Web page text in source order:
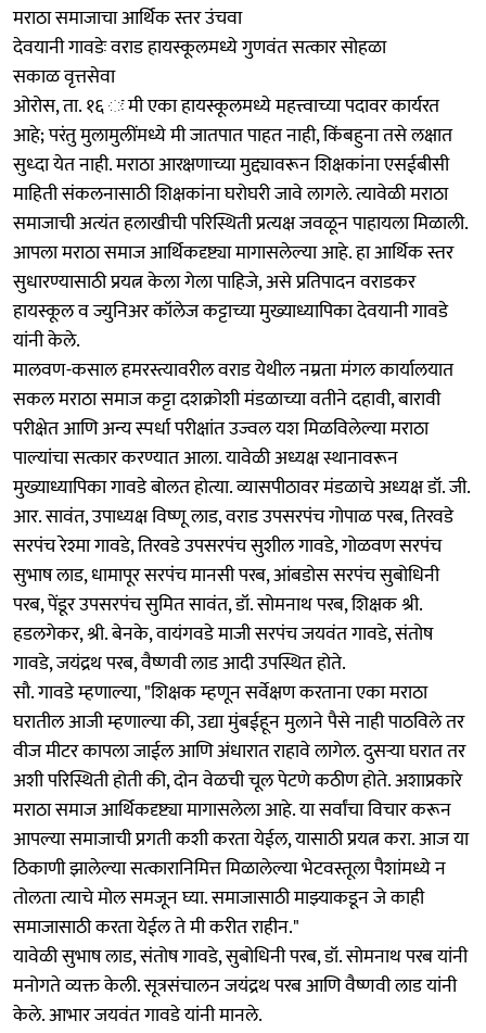
मराठा समाजाचा आर्थिक स्तर उंचवा
देवयानी गावडेः वराड हायस्कूलमध्ये गुणवंत सत्कार सोहळा
सकाळ वृत्तसेवा
ओरोस, ता. १६ ः मी एका हायस्कूलमध्ये महत्त्वाच्या पदावर कार्यरत
आहे; परंतु मुलामुलींमध्ये मी जातपात पाहत नाही, किंबहुना तसे लक्षात
सुध्दा येत नाही. मराठा आरक्षणाच्या मुद्द्यावरून शिक्षकांना एसईबीसी
माहिती संकलनासाठी शिक्षकांना घरोघरी जावे लागले. त्यावेळी मराठा
समाजाची अत्यंत हलाखीची परिस्थिती प्रत्यक्ष जवळून पाहायला मिळाली.
आपला मराठा समाज आर्थिकदृष्ट्या मागासलेल्या आहे. हा आर्थिक स्तर
सुधारण्यासाठी प्रयत्न केला गेला पाहिजे, असे प्रतिपादन वराडकर
हायस्कूल व ज्युनिअर कॉलेज कट्टाच्या मुख्याध्यापिका देवयानी गावडे
यांनी केले.
मालवण-कसाल हमरस्त्यावरील वराड येथील नम्रता मंगल कार्यालयात
सकल मराठा समाज कट्टा दशक्रोशी मंडळाच्या वतीने दहावी, बारावी
परीक्षेत आणि अन्य स्पर्धा परीक्षांत उज्वल यश मिळविलेल्या मराठा
पाल्यांचा सत्कार करण्यात आला. यावेळी अध्यक्ष स्थानावरून
मुख्याध्यापिका गावडे बोलत होत्या. व्यासपीठावर मंडळाचे अध्यक्ष डॉ. जी.
आर. सावंत, उपाध्यक्ष विष्णू लाड, वराड उपसरपंच गोपाळ परब, तिरवडे
सरपंच रेश्मा गावडे, तिरवडे उपसरपंच सुशील गावडे, गोळवण सरपंच
सुभाष लाड, धामापूर सरपंच मानसी परब, आंबडोस सरपंच सुबोधिनी
परब, पेंडूर उपसरपंच सुमित सावंत, डॉ. सोमनाथ परब, शिक्षक श्री.
हडलगेकर, श्री. बेनके, वायंगवडे माजी सरपंच जयवंत गावडे, संतोष
गावडे, जयंद्रथ परब, वैष्णवी लाड आदी उपस्थित होते.
सौ. गावडे म्हणाल्या, "शिक्षक म्हणून सर्वेक्षण करताना एका मराठा
घरातील आजी म्हणाल्या की, उद्या मुंबईहून मुलाने पैसे नाही पाठविले तर
वीज मीटर कापला जाईल आणि अंधारात राहावे लागेल. दुसऱ्या घरात तर
अशी परिस्थिती होती की, दोन वेळची चूल पेटणे कठीण होते. अशाप्रकारे
मराठा समाज आर्थिकदृष्ट्या मागासलेला आहे. या सर्वांचा विचार करून
आपल्या समाजाची प्रगती कशी करता येईल, यासाठी प्रयत्न करा. आज या
ठिकाणी झालेल्या सत्कारानिमित्त मिळालेल्या भेटवस्तूला पैशांमध्ये न
तोलता त्याचे मोल समजून घ्या. समाजासाठी माझ्याकडून जे काही
समाजासाठी करता येईल ते मी करीत राहीन."
यावेळी सुभाष लाड, संतोष गावडे, सुबोधि‌नी परब, डॉ. सोमनाथ परब यांनी
मनोगते व्यक्त केली. सूत्रसंचालन जयंद्रथ परब आणि वैष्णवी लाड यांनी
केले. आभार जयवंत गावडे यांनी मानले.